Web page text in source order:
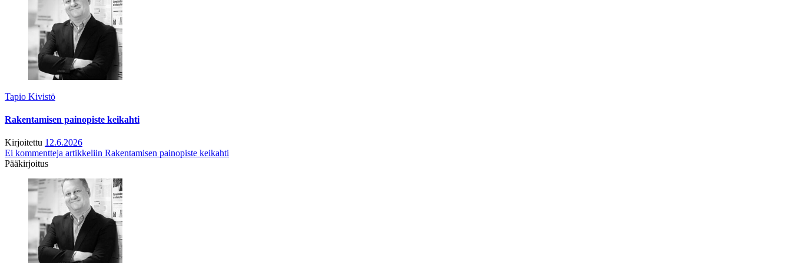
Tapio Kivistö
Rakentamisen painopiste keikahti
Kirjoitettu 12.6.2026
Ei kommentteja artikkeliin Rakentamisen painopiste keikahti
Pääkirjoitus